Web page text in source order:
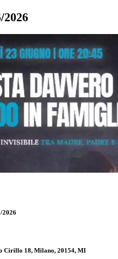
2026
Cirillo 18, Milano, 20154, MI